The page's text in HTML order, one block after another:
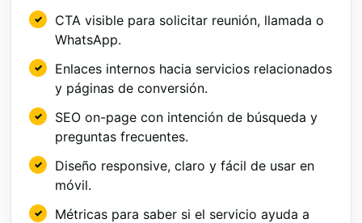
CTA visible para solicitar reunión, llamada o
WhatsApp.
Enlaces internos hacia servicios relacionados
y páginas de conversión.
SEO on-page con intención de búsqueda y
preguntas frecuentes.
Diseño responsive, claro y fácil de usar en
móvil.
Métricas para saber si el servicio ayuda a